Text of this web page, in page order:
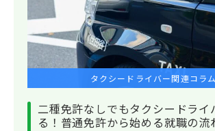
タクシードライバー関連コラム
二種免許なしでもタクシードライ
る！普通免許から始める就職の流